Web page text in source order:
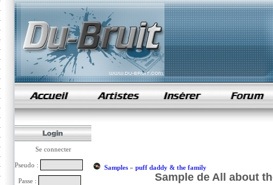
samples de rap
Se connecter
Pseudo :
Passe :
Samples» puff daddy & the family
Sample de All about